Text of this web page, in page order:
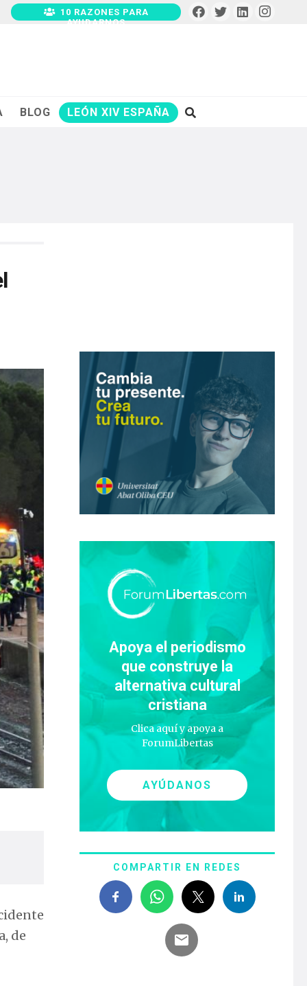
10 RAZONES PARA
AYUDARNOS
BLOG LEÓN XIV ESPAÑA
de
Apoya el periodismo
que construye la
alternativa cultural
cristiana
Clica aquí y apoya a
ForumLibertas
AYÚDANOS
COMPARTIR EN REDES